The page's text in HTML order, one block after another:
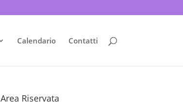
Calendario Contatti
Area Riservata